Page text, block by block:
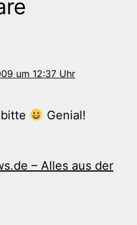
um 12:37 Uhr
Genial!
– Alles aus der